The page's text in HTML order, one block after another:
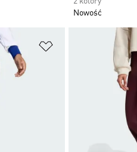
Nowość
Dodaj do listy życzeń